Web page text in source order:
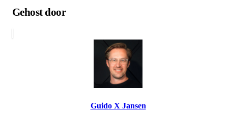
Gehost door
Guido X Jansen